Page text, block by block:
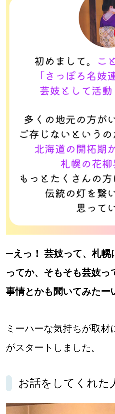
パートナーメディア
運営会社
情報提供・お問い合わせ
プライバシーポ
【
【暮らしの知恵を身につけ
【札幌のお気に入りを見つ
【道央のお気に入りを見つ
【道北のお気に入りを見つ
【道東のお気に入りを見つ
―えっ！ 芸妓って、札幌
ってか、そもそも芸妓っ
事情とかも聞いてみたー
ミーハーな気持ちが取
がスタートしました。
お話をしてくれた